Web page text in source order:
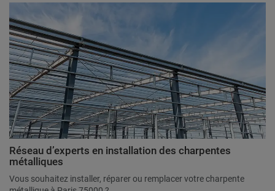
Réseau d’experts en installation des charpentes
métalliques
Vous souhaitez installer, réparer ou remplacer votre charpente